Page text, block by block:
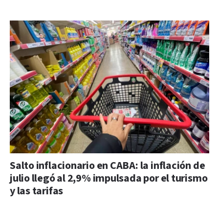
Salto inflacionario en CABA: la inflación de
julio llegó al 2,9% impulsada por el turismo
y las tarifas